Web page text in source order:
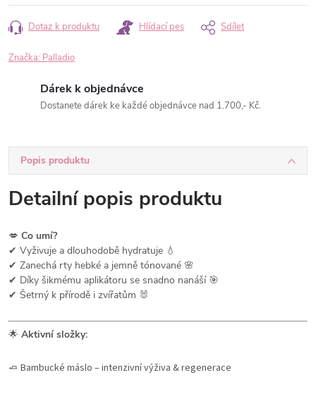
Dotaz k produktu Hlídací pes Sdílet
Značka: Palladio
Dárek k objednávce
Dostanete dárek ke každé objednávce nad 1.700,- Kč.
Popis produktu
Detailní popis produktu
💋 Co umí?
✔ Vyživuje a dlouhodobě hydratuje 💧
✔ Zanechá rty hebké a jemně tónované 🌸
✔ Díky šikmému aplikátoru se snadno nanáší 🎯
✔ Šetrný k přírodě i zvířatům 🐰
🌟 Aktivní složky:
🧈 Bambucké máslo – intenzivní výživa & regenerace